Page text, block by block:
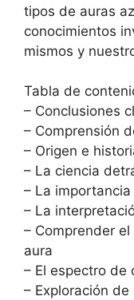
tipos de auras
conocimientos
mismos y
Tabla de
– Conclusiones
– Comprensión
– Origen e
– La ciencia
– La
– La
– Comprender
aura
– El espectro de
– Exploración